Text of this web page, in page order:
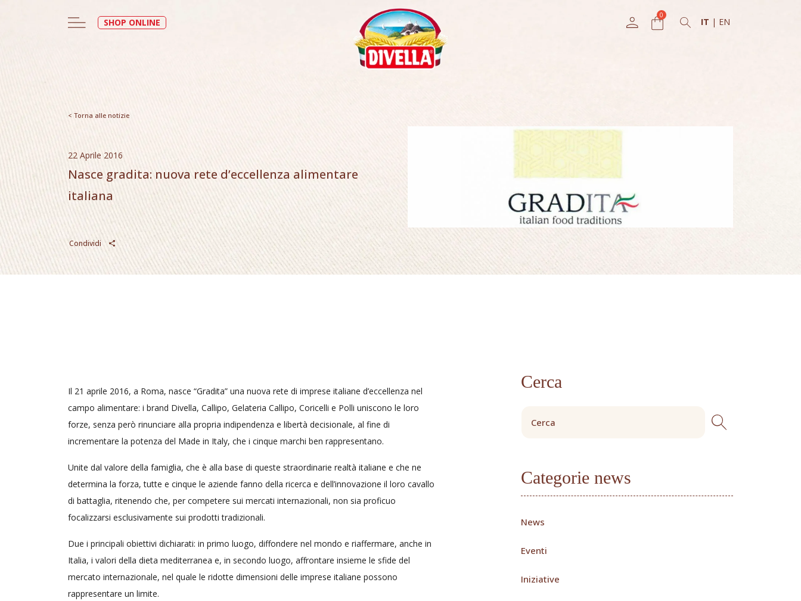
SHOP ONLINE IT | EN
< Torna alle notizie
22 Aprile 2016
Nasce gradita: nuova rete d’eccellenza alimentare
italiana
Condividi
Il 21 aprile 2016, a Roma, nasce “Gradita” una nuova rete di imprese italiane d’eccellenza nel
campo alimentare: i brand Divella, Callipo, Gelateria Callipo, Coricelli e Polli uniscono le loro
forze, senza però rinunciare alla propria indipendenza e libertà decisionale, al fine di
incrementare la potenza del Made in Italy, che i cinque marchi ben rappresentano.
Unite dal valore della famiglia, che è alla base di queste straordinarie realtà italiane e che ne
determina la forza, tutte e cinque le aziende fanno della ricerca e dell’innovazione il loro cavallo
di battaglia, ritenendo che, per competere sui mercati internazionali, non sia proficuo
focalizzarsi esclusivamente sui prodotti tradizionali.
Due i principali obiettivi dichiarati: in primo luogo, diffondere nel mondo e riaffermare, anche in
Italia, i valori della dieta mediterranea e, in secondo luogo, affrontare insieme le sfide del
mercato internazionale, nel quale le ridotte dimensioni delle imprese italiane possono
rappresentare un limite.
Cerca
Categorie news
News
Eventi
Iniziative